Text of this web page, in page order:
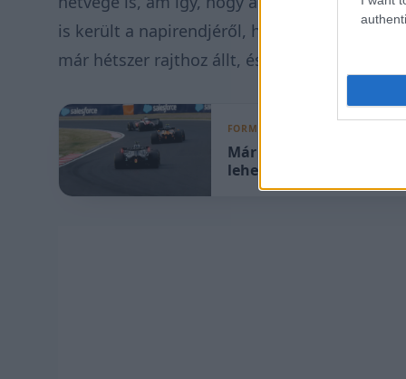
is került a napirendjéről, hogy elinduljon a
már hétszer rajthoz állt, és a 8. hely a legjobb
FORMA-1
Már most hozzá
lehet, mint az F1